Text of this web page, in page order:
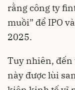
rằng công ty
muồi” để IPO
2025.
Tuy nhiên, đến
này được lùi